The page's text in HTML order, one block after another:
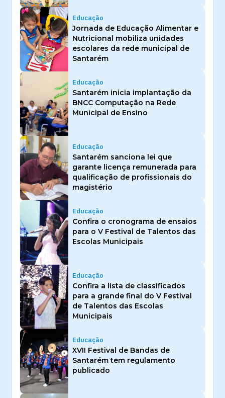
Educação
Jornada de Educação Alimentar e
Nutricional mobiliza unidades
escolares da rede municipal de
Santarém
Educação
Santarém inicia implantação da
BNCC Computação na Rede
Municipal de Ensino
Educação
Santarém sanciona lei que
garante licença remunerada para
qualificação de profissionais do
magistério
Educação
Confira o cronograma de ensaios
para o V Festival de Talentos das
Escolas Municipais
Educação
Confira a lista de classificados
para a grande final do V Festival
de Talentos das Escolas
Municipais
Educação
XVII Festival de Bandas de
Santarém tem regulamento
publicado